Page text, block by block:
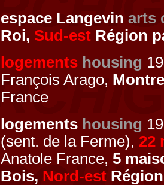
espace Langevin arts
Roi, Sud-est Région
logements housing
François Arago,
France
logements housing
(sent. de la Ferme), 22
Anatole France, 5
Bois, Nord-est